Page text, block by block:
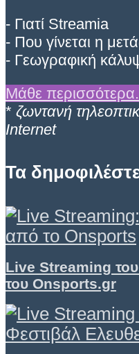
- Γιατί Streamia
- Που γίνεται η
- Γεωγραφική
Μάθε
* ζωντανή
Internet
Τα
Live Streaming
του Onsports.gr